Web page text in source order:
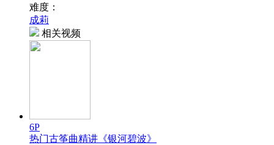
难度：
成莉
相关视频
6P
热门古筝曲精讲《银河碧波》